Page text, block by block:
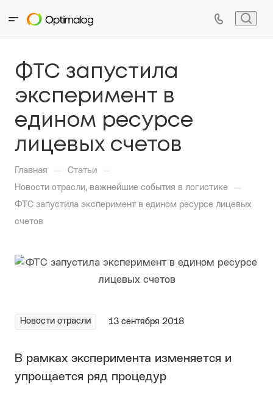
ФТС запустила
эксперимент в
едином ресурсе
лицевых счетов
Главная — Статьи —
Новости отрасли, важнейшие события в логистике —
ФТС запустила эксперимент в едином ресурсе лицевых
счетов
Новости отрасли 13 сентября 2018
В рамках эксперимента изменяется и
упрощается ряд процедур